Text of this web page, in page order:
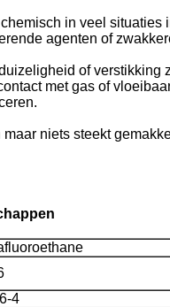
in veel
agenten of
of
met gas of
maar niets steekt
4